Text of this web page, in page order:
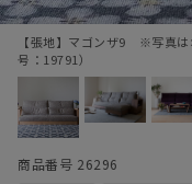
【張地】マゴンザ9 ※写真
号：19791）
商品番号 26296